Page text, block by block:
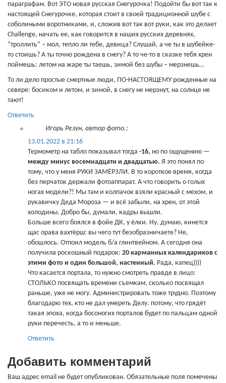
параграфам. Вот ЭТО новая русская Снегурочка! Подойти бы вот так к
настоящей Снегурочке, которая стоит в своей традиционной шубе с
соболиными воротниками, и, сложив вот так вот руки, как это делает
Challenge, начать ее, как говорится в наших русских деревнях,
”троллить” – мол, тепло ли тебе, девица? Слушай, а че ты в шубейке-
то стоишь? А ты точно рождена в снегу? А то че-то в сказке тебя хрен
поймешь: летом на жаре ты таешь, зимой без шубы – мерзнешь…
То ли дело простые смертные люди, ПО-НАСТОЯЩЕМУ рожденные на
севере: босиком и летом, и зимой, в снегу не мерзнут, на солнце не
тают!
Ответить
Игорь Резун, автор фото.:
13.01.2022 в 21:16
Термометр на табло показывал тогда -16, но по ощущению —
между минус восемнадцати и двадцатью. Я это понял по
тому, что у меня РУКИ ЗАМЁРЗЛИ. В то короткое время, когда
без перчаток держали фотоаппарат. А что говорить о голых
ногах модели?! Мы там и колпачок взяли красный с мехом, и
рукавичку Деда Мороза — и всё забыли, на хрен, от этой
холодины. Добро бы, думали, кадры вышли.
Больше всего боялся в фойе ДК, у ёлки. Ну, думаю, кинется
щас орава вахтёрш: вы чего тут безобразничаете? Не,
обошлось. Отпоил модель б/а глинтвейном. А сегодня она
получила роскошный подарок: 20 карманных календариков с
этими фото и один большой, настенный. Рада, капец))))
Что касается портала, то нужно смотреть правде в лицо:
СТОЛЬКО посвящать времени съемкам, сколько посвящал
раньше, уже не могу. Администрировать тоже трудно. Поэтому
благодарю тех, кто не дал умереть Делу. потому, что грядёт
такая эпоха, когда босоногих порталов будет по пальцам одной
руки перечесть, а то и меньше.
Ответить
Добавить комментарий
Ваш адрес email не будет опубликован. Обязательные поля помечены